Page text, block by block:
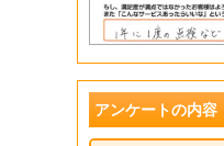
アンケートの内容